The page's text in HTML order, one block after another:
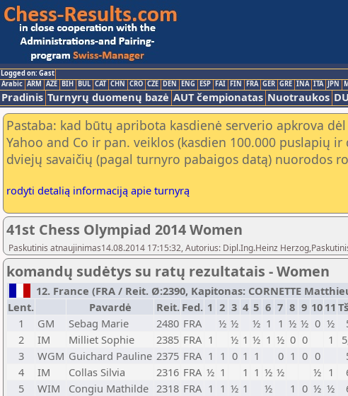
Logged on: Gast
Arabic ARM AZE BIH BUL CAT CHN CRO CZE DEN ENG ESP FAI FIN FRA GER GRE INA ITA JPN
Pradinis Turnyrų duomenų bazė AUT čempionatas Nuotraukos
Pastaba: kad būtų apribota kasdienė serverio apkrova
Yahoo and Co ir pan. veiklos (kasdien 100.000 puslapių
dviejų savaičių (pagal turnyro pabaigos datą) nuorodos
rodyti detalią informaciją apie turnyrą
41st Chess Olympiad 2014 Women
Paskutinis atnaujinimas14.08.2014 17:15:32, Autorius: Dipl.Ing.Heinz
komandų sudėtys su ratų rezultatais - Women
12. France (FRA / Reit. Ø:2390, Kapitonas: CORNETTE
Lent.
Pavardė Reit. Fed. 1 2 3 4 5 6 7 8 9 10 11
1
GM Sebag Marie 2480 FRA ½ ½ ½ 1 1 ½ ½ 0 ½
2
IM Milliet Sophie 2385 FRA 1 ½ 1 ½ 1 ½ 0 0 1
3
WGM Guichard Pauline 2375 FRA 1 1 0 1 1 0 1 0 0
4
IM Collas Silvia 2316 FRA ½ 1 1 1 ½ ½ ½ 1
5
WIM Congiu Mathilde 2318 FRA 1 1 ½ 1 ½ 1 0 ½ ½